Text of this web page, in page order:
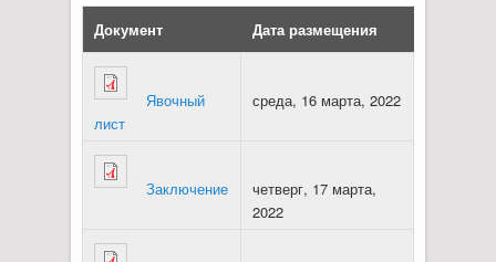
Документ Дата размещения
Явочный
лист
среда, 16 марта, 2022
Заключение
четверг, 17 марта,
2022